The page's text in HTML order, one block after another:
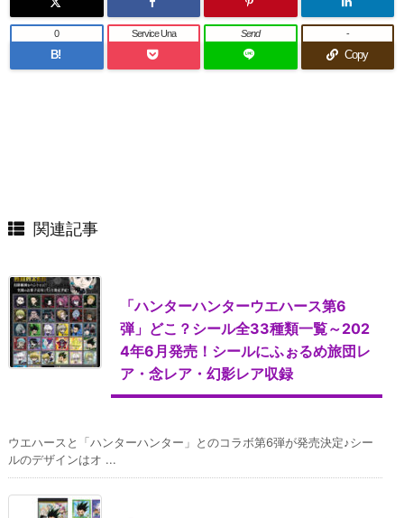
B!
0 Service Una Send
Copy
-
関連記事
「ハンターハンターウエハース第6
弾」どこ？シール全33種類一覧～202
4年6月発売！シールにふぉるめ旅団レ
ア・念レア・幻影レア収録
ウエハースと「ハンターハンター」とのコラボ第6弾が発売決定♪シー
ルのデザインはオ ...